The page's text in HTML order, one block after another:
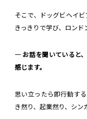
そこで、ドッグビヘイ
きっきりで学び、ロンド
― お話を聞いていると
感じます。
思い立ったら即行動す
き然り、起業然り、シン